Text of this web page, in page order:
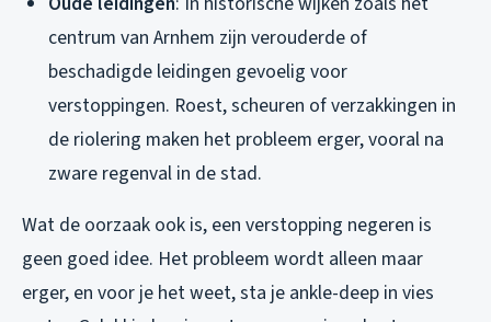
centrum van Arnhem zijn verouderde of
beschadigde leidingen gevoelig voor
verstoppingen. Roest, scheuren of verzakkingen in
de riolering maken het probleem erger, vooral na
zware regenval in de stad.
Wat de oorzaak ook is, een verstopping negeren is
geen goed idee. Het probleem wordt alleen maar
erger, en voor je het weet, sta je ankle-deep in vies